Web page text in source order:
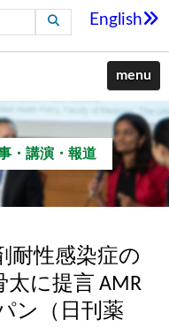
English
menu
・講演・報道
耐性感染症の
に提言 AMR
ン（日刊薬